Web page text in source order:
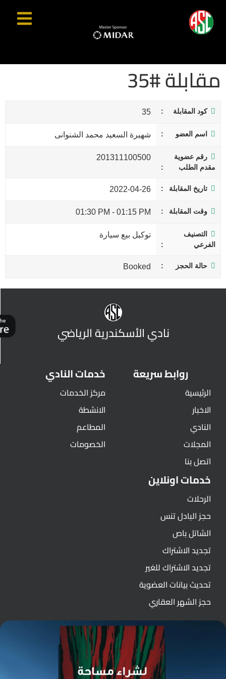
مقابلة #35
كود المقابلة 35
اسم العضو شهيرة السعيد محمد الشنوانى
رقم عضوية
مقدم الطلب
201311100500
تاريخ المقابلة 2022-04-26
وقت المقابلة 01:15 PM
-
01:30 PM
التصنيف
الفرعي
توكيل بيع سيارة
حالة الحجز Booked
نادي الأسكندرية الرياضي
روابط سريعة
الرئيسية
الاخبار
النادي
المجلات
اتصل بنا
خدمات النادي
مركز الخدمات
الانشطة
المطاعم
الخصومات
خدمات اونلاين
الرحلات
حجز البادل تنس
الشاتل باص
تجديد الاشتراك
تجديد الاشتراك للغير
تحديث بيانات العضوية
حجز الشهر العقاري